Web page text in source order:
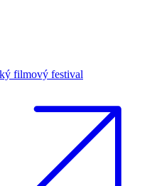
filmový festival